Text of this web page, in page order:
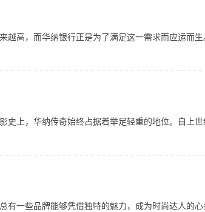
越高，而华纳银行正是为了满足这一需求而应运而
史上，华纳传奇始终占据着举足轻重的地位。自上
有一些品牌能够凭借独特的魅力，成为时尚达人的